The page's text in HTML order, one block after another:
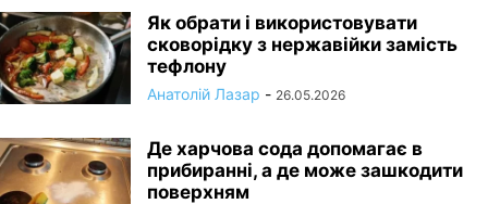
Як обрати і використовувати
сковорідку з нержавійки замість
тефлону
Анатолій Лазар - 26.05.2026
Де харчова сода допомагає в
прибиранні, а де може зашкодити
поверхням